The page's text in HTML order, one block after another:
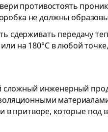
противостоять
не должны
сдерживать передачу
на 180°C в любой
инженерный
в притворе, которые